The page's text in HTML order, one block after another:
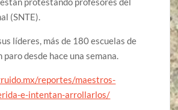
(SNTE).
líderes, más de 180 escuelas de
paro desde hace una semana.
reportes/maestros-
e-intentan-arrollarlos/